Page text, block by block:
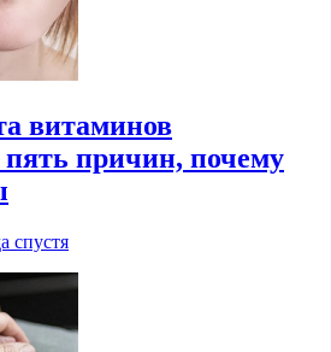
витаминов
пять причин, почему
спустя